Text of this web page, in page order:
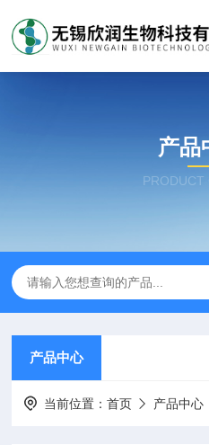
产品
PRODUCT
产品中心
当前位置：首页 产品中心